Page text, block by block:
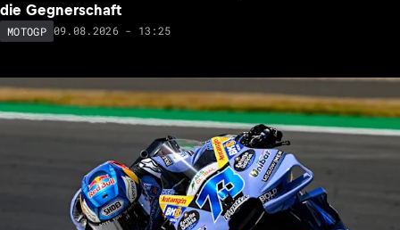
die Gegnerschaft
MOTOGP 09.08.2026 - 13:25